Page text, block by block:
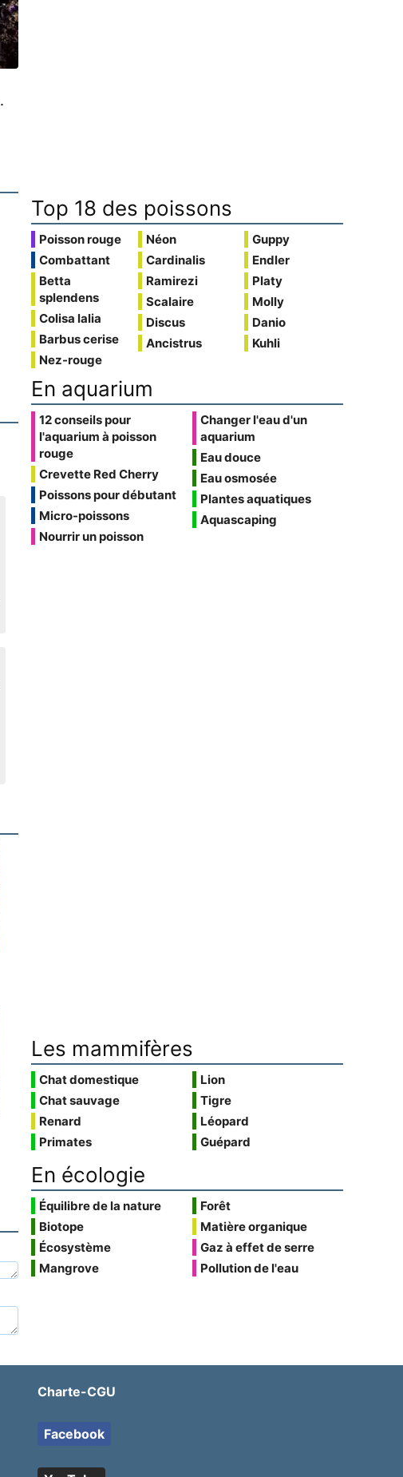
.
Top 18 des poissons
Poisson rouge
Combattant
Betta
splendens
Colisa lalia
Barbus cerise
Nez-rouge
Néon
Cardinalis
Ramirezi
Scalaire
Discus
Ancistrus
Guppy
Endler
Platy
Molly
Danio
Kuhli
En aquarium
12 conseils pour
l'aquarium à poisson
rouge
Crevette Red Cherry
Poissons pour débutant
Micro-poissons
Nourrir un poisson
Changer l'eau d'un
aquarium
Eau douce
Eau osmosée
Plantes aquatiques
Aquascaping
Les mammifères
Chat domestique
Chat sauvage
Renard
Primates
Lion
Tigre
Léopard
Guépard
En écologie
Équilibre de la nature
Biotope
Écosystème
Mangrove
Forêt
Matière organique
Gaz à effet de serre
Pollution de l'eau
Charte-CGU
Facebook